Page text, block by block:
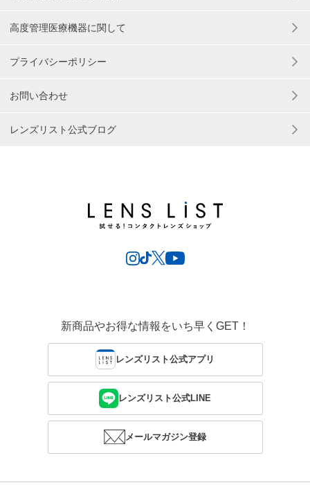
高度管理医療機器に関して
プライバシーポリシー
お問い合わせ
レンズリスト公式ブログ
新商品やお得な情報をいち早くGET！
レンズリスト公式アプリ
レンズリスト公式LINE
メールマガジン登録